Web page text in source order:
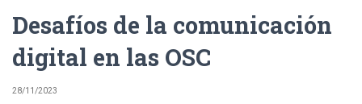
Desafíos de la comunicación
digital en las OSC
28/11/2023